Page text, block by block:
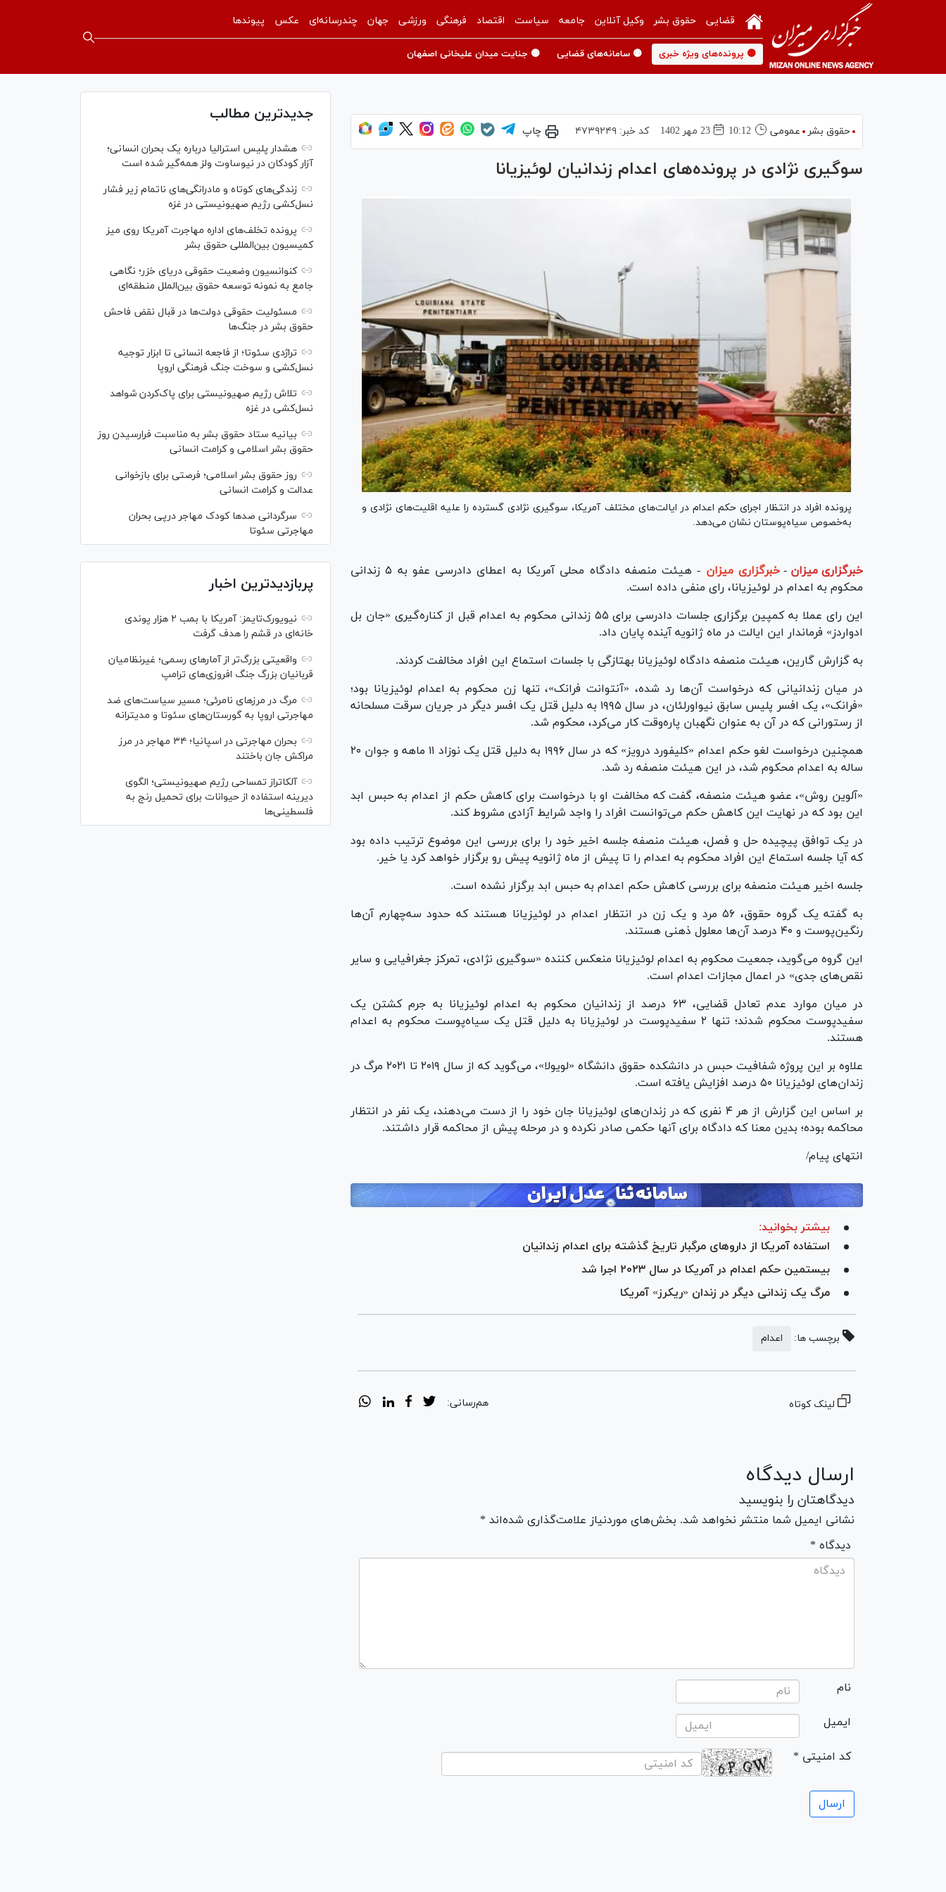
قضایی حقوق بشر وکیل آنلاین جامعه سیاست اقتصاد فرهنگی ورزشی جهان چندرسانه‌ای عکس پیوندها
🟡 پرونده‌های ویژه خبری 🟡 سامانه‌های قضایی 🟡 جنایت میدان علیخانی اصفهان
حقوق بشر عمومی 10:12 23 مهر 1402 کد خبر:۴۷۳۹۲۴۹ چاپ
سوگیری نژادی در پرونده‌های اعدام زندانیان لوئیزیانا
پرونده افراد در انتظار اجرای حکم اعدام در ایالت‌های مختلف آمریکا، سوگیری نژادی گسترده را علیه اقلیت‌های نژادی و
به‌خصوص سیاه‌پوستان نشان می‌دهد.
خبرگزاری میزان - خبرگزاری میزان
- هیئت منصفه دادگاه محلی آمریکا به اعطای دادرسی عفو به ۵ زندانی
محکوم به اعدام در لوئیزیانا، رای منفی داده است.
این رای عملا به کمپین برگزاری جلسات دادرسی برای ۵۵ زندانی محکوم به اعدام قبل از کناره‌گیری «جان بل
ادواردز» فرماندار این ایالت در ماه ژانویه آینده پایان داد.
به گزارش گارین، هیئت منصفه دادگاه لوئیزیانا به‎تازگی با جلسات استماع این افراد مخالفت کردند.
در میان زندانیانی که درخواست آن‌ها رد شده، «آنتوانت فرانک»، تنها زن محکوم به اعدام لوئیزیانا بود؛
«فرانک»، یک افسر پلیس سابق نیواورلئان، در سال ۱۹۹۵ به دلیل قتل یک افسر دیگر در جریان سرقت مسلحانه
از رستورانی که در آن به عنوان نگهبان پاره‌وقت کار می‌کرد، محکوم شد.
همچنین درخواست لغو حکم اعدام «کلیفورد درویز» که در سال ۱۹۹۶ به دلیل قتل یک نوزاد ۱۱ ماهه و جوان ۲۰
ساله به اعدام محکوم شد، در این هیئت منصفه رد شد.
«آلوین روش»، عضو هیئت منصفه، گفت که مخالفت او با درخواست برای کاهش حکم از اعدام به حبس ابد
این بود که در نهایت این کاهش حکم می‌توانست افراد را واجد شرایط آزادی مشروط کند.
در یک توافق پیچیده حل و فصل، هیئت منصفه جلسه اخیر خود را برای بررسی این موضوع ترتیب داده بود
که آیا جلسه استماع این افراد محکوم به اعدام را تا پیش از ماه ژانویه پیش رو برگزار خواهد کرد یا خیر.
جلسه اخیر هیئت منصفه برای بررسی کاهش حکم اعدام به حبس ابد برگزار نشده است.
به گفته یک گروه حقوق، ۵۶ مرد و یک زن در انتظار اعدام در لوئیزیانا هستند که حدود سه‌چهارم آن‌ها
رنگین‌پوست و ۴۰ درصد آن‌ها معلول ذهنی هستند.
این گروه می‌گوید، جمعیت محکوم به اعدام لوئیزیانا منعکس کننده «سوگیری نژادی، تمرکز جغرافیایی و سایر
نقص‌های جدی» در اعمال مجازات اعدام است.
در میان موارد عدم تعادل قضایی، ۶۳ درصد از زندانیان محکوم به اعدام لوئیزیانا به جرم کشتن یک
سفیدپوست محکوم شدند؛ تنها ۲ سفیدپوست در لوئیزیانا به دلیل قتل یک سیاه‌پوست محکوم به اعدام
هستند.
علاوه بر این پروژه شفافیت حبس در دانشکده حقوق دانشگاه «لویولا»، می‌گوید که از سال ۲۰۱۹ تا ۲۰۲۱ مرگ در
زندان‌های لوئیزیانا ۵۰ درصد افزایش یافته است.
بر اساس این گزارش از هر ۴ نفری که در زندان‌های لوئیزیانا جان خود را از دست می‌دهند، یک نفر در انتظار
محاکمه بوده؛ بدین معنا که دادگاه برای آنها حکمی صادر نکرده و در مرحله پیش از محاکمه قرار داشتند.
انتهای پیام/
بیشتر بخوانید:
استفاده آمریکا از دارو‌های مرگبار تاریخ گذشته برای اعدام زندانیان
بیستمین حکم اعدام در آمریکا در سال ۲۰۲۳ اجرا شد
مرگ یک زندانی دیگر در زندان «ریکرز» آمریکا
برچسب ها: اعدام
لینک کوتاه هم‌رسانی:
ارسال دیدگاه
دیدگاهتان را بنویسید
نشانی ایمیل شما منتشر نخواهد شد. بخش‌های موردنیاز علامت‌گذاری شده‌اند *
* دیدگاه
نام
ایمیل
* کد امنیتی
جدیدترین مطالب
هشدار پلیس استرالیا درباره یک بحران انسانی؛
آزار کودکان در نیوساوت ولز همه‌گیر شده است
زندگی‌های کوتاه و مادرانگی‌های ناتمام زیر فشار
نسل‌کشی رژیم صهیونیستی در غزه
پرونده تخلف‌های اداره مهاجرت آمریکا روی میز
کمیسیون بین‌المللی حقوق بشر
کنوانسیون وضعیت حقوقی دریای خزر؛ نگاهی
جامع به نمونه توسعه حقوق بین‌الملل منطقه‌ای
مسئولیت حقوقی دولت‌ها در قبال نقض‌ فاحش
حقوق بشر در جنگ‌ها
تراژدی سئوتا؛ از فاجعه انسانی تا ابزار توجیه
نسل‌کشی و سوخت جنگ فرهنگی اروپا
تلاش رژیم صهیونیستی برای پاک‌کردن شواهد
نسل‌کشی در غزه
بیانیه ستاد حقوق بشر به مناسبت فرارسیدن روز
حقوق بشر اسلامی و کرامت انسانی
روز حقوق بشر اسلامی؛ فرصتی برای بازخوانی
عدالت و کرامت انسانی
سرگردانی صد‌ها کودک مهاجر درپی بحران
مهاجرتی سئوتا
پربازدیدترین اخبار
نیویورک‌تایمز: آمریکا با بمب ۲ هزار پوندی
خانه‌ای در قشم را هدف گرفت
واقعیتی بزرگ‌تر از آمار‌های رسمی؛ غیرنظامیان
قربانیان بزرگ جنگ افروزی‌های ترامپ
مرگ در مرز‌های نامرئی؛ مسیر سیاست‌های ضد
مهاجرتی اروپا به گورستان‌های سئوتا و مدیترانه
بحران مهاجرتی در اسپانیا؛ ۳۴ مهاجر در مرز
مراکش جان باختند
آلکاتراز تمساحی رژیم صهیونیستی؛ الگوی
دیرینه استفاده از حیوانات برای تحمیل رنج به
فلسطینی‌ها